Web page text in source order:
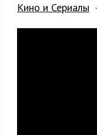
Кино и Сериалы